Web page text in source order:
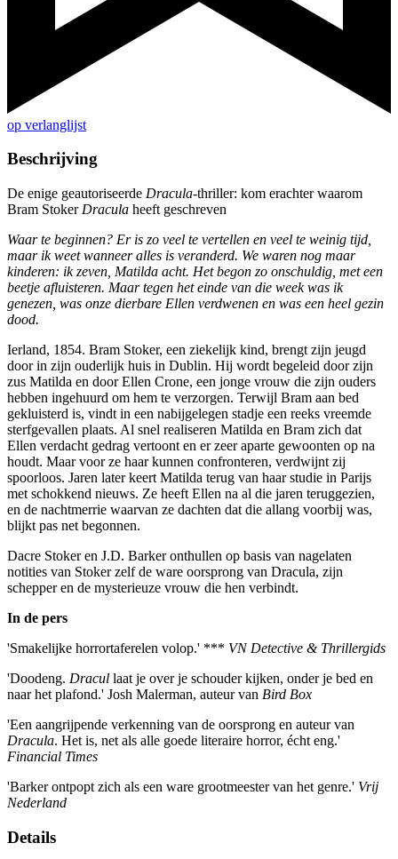
op verlanglijst
Beschrijving
De enige geautoriseerde Dracula-thriller: kom erachter waarom
Bram Stoker Dracula heeft geschreven
Waar te beginnen? Er is zo veel te vertellen en veel te weinig tijd,
maar ik weet wanneer alles is veranderd. We waren nog maar
kinderen: ik zeven, Matilda acht. Het begon zo onschuldig, met een
beetje afluisteren. Maar tegen het einde van die week was ik
genezen, was onze dierbare Ellen verdwenen en was een heel gezin
dood.
Ierland, 1854. Bram Stoker, een ziekelijk kind, brengt zijn jeugd
door in zijn ouderlijk huis in Dublin. Hij wordt begeleid door zijn
zus Matilda en door Ellen Crone, een jonge vrouw die zijn ouders
hebben ingehuurd om hem te verzorgen. Terwijl Bram aan bed
gekluisterd is, vindt in een nabijgelegen stadje een reeks vreemde
sterfgevallen plaats. Al snel realiseren Matilda en Bram zich dat
Ellen verdacht gedrag vertoont en er zeer aparte gewoonten op na
houdt. Maar voor ze haar kunnen confronteren, verdwijnt zij
spoorloos. Jaren later keert Matilda terug van haar studie in Parijs
met schokkend nieuws. Ze heeft Ellen na al die jaren teruggezien,
en de nachtmerrie waarvan ze dachten dat die allang voorbij was,
blijkt pas net begonnen.
Dacre Stoker en J.D. Barker onthullen op basis van nagelaten
notities van Stoker zelf de ware oorsprong van Dracula, zijn
schepper en de mysterieuze vrouw die hen verbindt.
In de pers
'Smakelijke horrortaferelen volop.' *** VN Detective & Thrillergids
'Doodeng. Dracul laat je over je schouder kijken, onder je bed en
naar het plafond.' Josh Malerman, auteur van Bird Box
'Een aangrijpende verkenning van de oorsprong en auteur van
Dracula. Het is, net als alle goede literaire horror, écht eng.'
Financial Times
'Barker ontpopt zich als een ware grootmeester van het genre.' Vrij
Nederland
Details